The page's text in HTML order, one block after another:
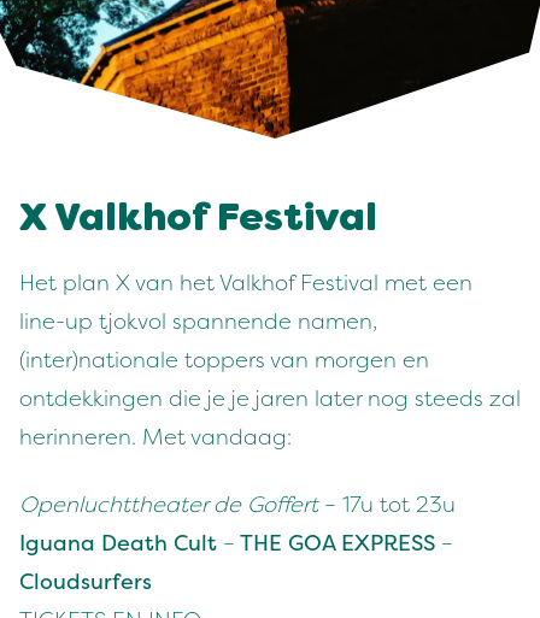
X Valkhof Festival
Het plan X van het Valkhof Festival met een
line-up tjokvol spannende namen,
(inter)nationale toppers van morgen en
ontdekkingen die je je jaren later nog steeds zal
herinneren. Met vandaag:
Openluchttheater de Goffert– 17u tot 23u
Iguana Death Cult – THE GOA EXPRESS –
Cloudsurfers